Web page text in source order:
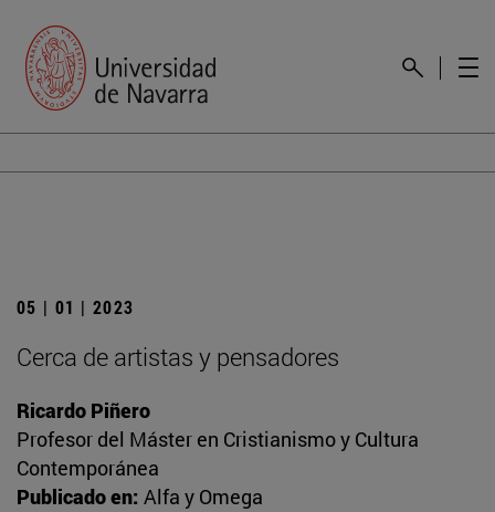
05 | 01 | 2023
Cerca de artistas y pensadores
Ricardo Piñero
Profesor del Máster en Cristianismo y Cultura
Contemporánea
Publicado en: Alfa y Omega